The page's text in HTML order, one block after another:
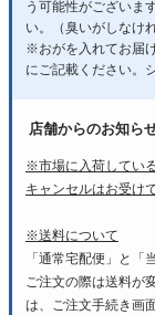
う可能性がございま
い。（臭いがしなけ
※おがを入れてお届
にご記載ください。
店舗からのお知ら
※市場に入荷してい
キャンセルはお受け
※送料について
「通常宅配便」と
ご注文の際は送料が
は、ご注文手続き画